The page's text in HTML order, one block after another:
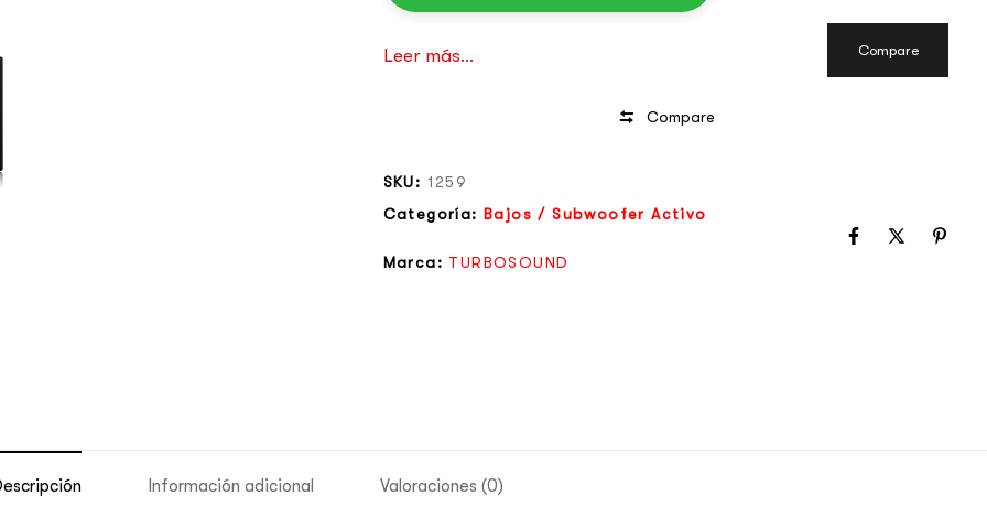
Leer más... Compare
Compare
SKU: 1259
Categoría: Bajos / Subwoofer Activo
Marca: TURBOSOUND
Información adicional Valoraciones (0)